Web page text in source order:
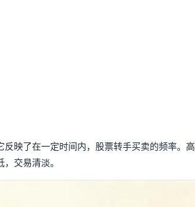
映了在一定时间内，股票转手买卖的频率。高
交易清淡。